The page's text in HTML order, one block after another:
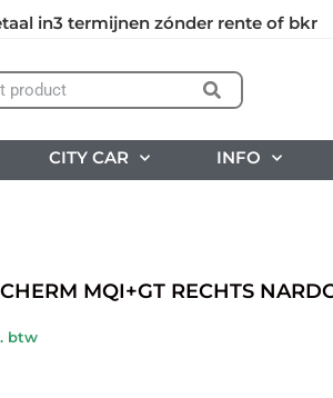
in3 termijnen zónder rente of bkr
CITY CAR INFO
MQI+GT RECHTS
btw